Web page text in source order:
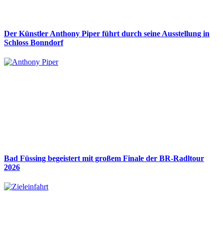
Der Künstler Anthony Piper führt durch seine Ausstellung in
Schloss Bonndorf
Bad Füssing begeistert mit großem Finale der BR-Radltour
2026